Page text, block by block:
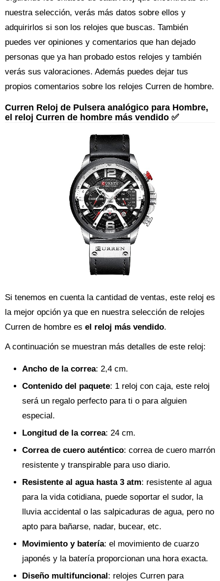
nuestra selección, verás más datos sobre ellos y
adquirirlos si son los relojes que buscas. También
puedes ver opiniones y comentarios que han dejado
personas que ya han probado estos relojes y también
verás sus valoraciones. Además puedes dejar tus
propios comentarios sobre los relojes Curren de hombre.
Curren Reloj de Pulsera analógico para Hombre,
el reloj Curren de hombre más vendido ✅
Si tenemos en cuenta la cantidad de ventas, este reloj es
la mejor opción ya que en nuestra selección de relojes
Curren de hombre es el reloj más vendido.
A continuación se muestran más detalles de este reloj:
Ancho de la correa: 2,4 cm.
Contenido del paquete: 1 reloj con caja, este reloj
será un regalo perfecto para ti o para alguien
especial.
Longitud de la correa: 24 cm.
Correa de cuero auténtico: correa de cuero marrón
resistente y transpirable para uso diario.
Resistente al agua hasta 3 atm: resistente al agua
para la vida cotidiana, puede soportar el sudor, la
lluvia accidental o las salpicaduras de agua, pero no
apto para bañarse, nadar, bucear, etc.
Movimiento y batería: el movimiento de cuarzo
japonés y la batería proporcionan una hora exacta.
Diseño multifuncional: relojes Curren para